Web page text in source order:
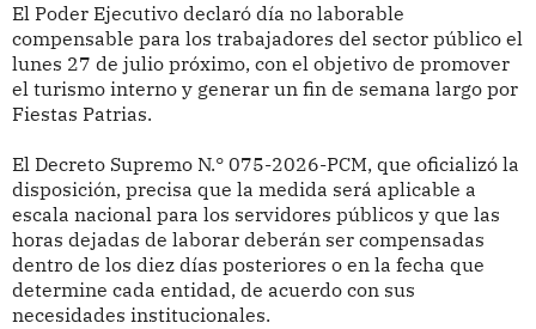
El Poder Ejecutivo declaró día no laborable
compensable para los trabajadores del sector público el
lunes 27 de julio próximo, con el objetivo de promover
el turismo interno y generar un fin de semana largo por
Fiestas Patrias.
El Decreto Supremo N.° 075-2026-PCM, que oficializó la
disposición, precisa que la medida será aplicable a
escala nacional para los servidores públicos y que las
horas dejadas de laborar deberán ser compensadas
dentro de los diez días posteriores o en la fecha que
determine cada entidad, de acuerdo con sus
necesidades institucionales.